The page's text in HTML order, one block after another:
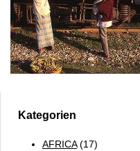
Kategorien
AFRICA(17)